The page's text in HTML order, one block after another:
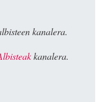
kanalera.
kanalera.